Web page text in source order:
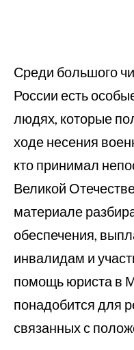
Среди большого
России есть
людях, которые
ходе несения
кто принимал
Великой
материале
обеспечения,
инвалидам и
помощь юриста в
понадобится для
связанных с